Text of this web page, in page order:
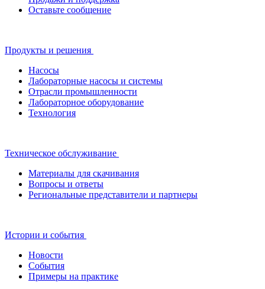
Оставьте сообщение
Продукты и решения
Насосы
Лабораторные насосы и системы
Отрасли промышленности
Лабораторное оборудование
Технология
Техническое обслуживание
Материалы для скачивания
Вопросы и ответы
Региональные представители и партнеры
Истории и события
Новости
События
Примеры на практике